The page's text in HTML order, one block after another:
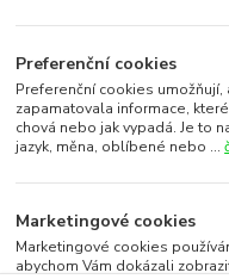
Preferenční cookies
Preferenční cookies umožňují,
zapamatovala informace,
chová nebo jak vypadá. Je to
jazyk, měna, oblíbené nebo ...
Marketingové cookies
Marketingové cookies
abychom Vám dokázali